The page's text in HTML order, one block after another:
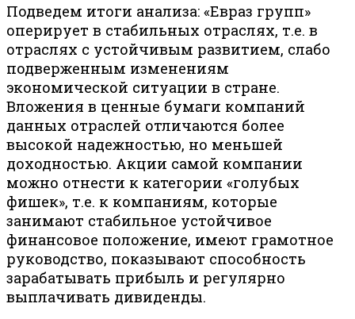
Подведем итоги анализа: «Евраз групп»
оперирует в стабильных отраслях, т.е. в
отраслях с устойчивым развитием, слабо
подверженным изменениям
экономической ситуации в стране.
Вложения в ценные бумаги компаний
данных отраслей отличаются более
высокой надежностью, но меньшей
доходностью. Акции самой компании
можно отнести к категории «голубых
фишек», т.е. к компаниям, которые
занимают стабильное устойчивое
финансовое положение, имеют грамотное
руководство, показывают способность
зарабатывать прибыль и регулярно
выплачивать дивиденды.